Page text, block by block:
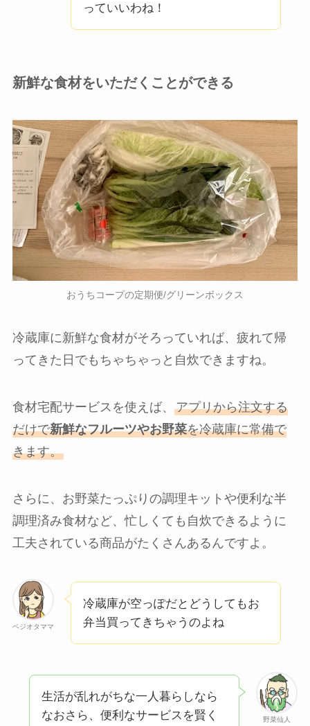
っていいわね！
新鮮な食材をいただくことができる
おうちコープの定期便/グリーンボックス
冷蔵庫に新鮮な食材がそろっていれば、疲れて帰
ってきた日でもちゃちゃっと自炊できますね。
食材宅配サービスを使えば、 アプリから注文する
だけで新鮮なフルーツやお野菜を冷蔵庫に常備で
きます。
さらに、お野菜たっぷりの調理キットや便利な半
調理済み食材など、忙しくても自炊できるように
工夫されている商品がたくさんあるんですよ。
ベジオタママ
冷蔵庫が空っぽだとどうしてもお
弁当買ってきちゃうのよね
野菜仙人
生活が乱れがちな一人暮らしなら
なおさら、便利なサービスを賢く